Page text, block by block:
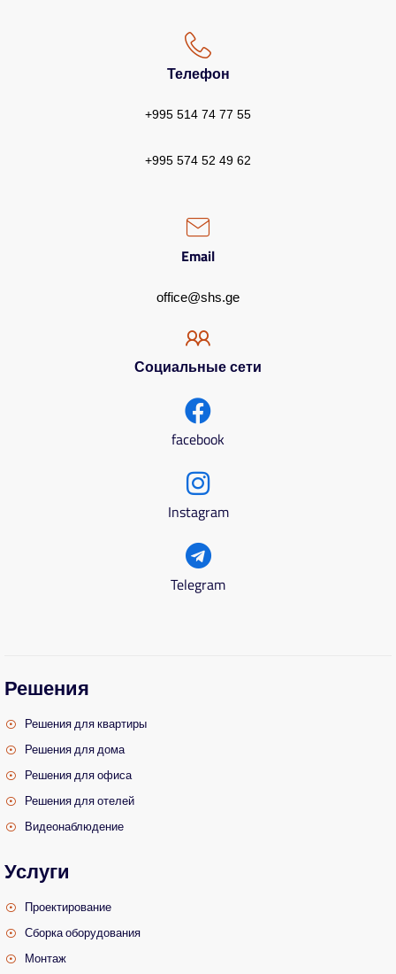
Телефон
+995 514 74 77 55
+995 574 52 49 62
Email
office@shs.ge
Социальные сети
facebook
Instagram
Telegram
Решения
Решения для квартиры
Решения для дома
Решения для офиса
Решения для отелей
Видеонаблюдение
Услуги
Проектирование
Сборка оборудования
Монтаж